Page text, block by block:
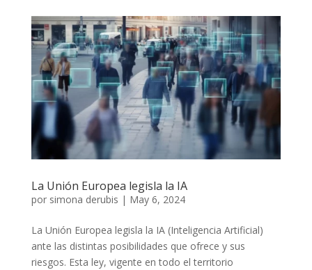
La Unión Europea legisla la IA
por simona derubis | May 6, 2024
La Unión Europea legisla la IA (Inteligencia Artificial)
ante las distintas posibilidades que ofrece y sus
riesgos. Esta ley, vigente en todo el territorio